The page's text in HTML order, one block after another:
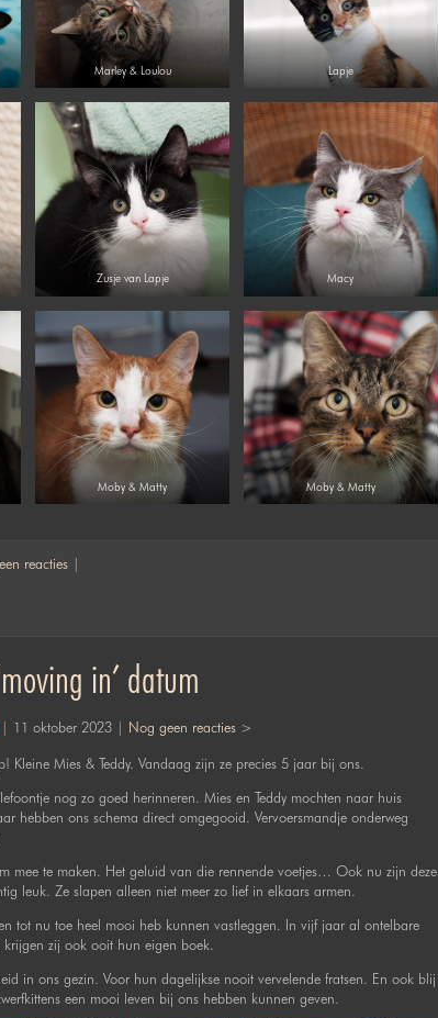
Marley & Loulou Lapje
Zusje van Lapje Macy
Moby & Matty Moby & Matty
reacties|
in’ datum
11 oktober 2023 | Nog geen reacties >
Mies & Teddy. Vandaag zijn ze precies 5 jaar bij ons.
nog zo goed herinneren. Mies en Teddy mochten naar huis
hebben ons schema direct omgegooid. Vervoersmandje onderweg
mee te maken. Het geluid van die rennende voetjes… Ook nu zijn deze
leuk. Ze slapen alleen niet meer zo lief in elkaars armen.
tot nu toe heel mooi heb kunnen vastleggen. In vijf jaar al ontelbare
zij ook ooit hun eigen boek.
in ons gezin. Voor hun dagelijkse nooit vervelende fratsen. En ook blij
een mooi leven bij ons hebben kunnen geven.